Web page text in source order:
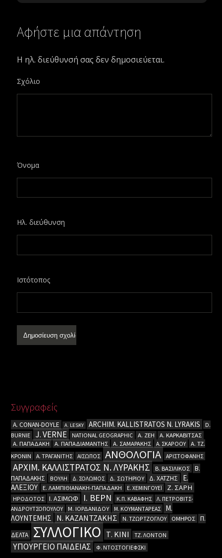
Αφήστε μια απάντηση
Η ηλ. διεύθυνσή σας δεν δημοσιεύεται.
Σχόλιο
Όνομα
Ηλ. διεύθυνση
Ιστότοπος
Συγγραφείς
A. CΟΝΑΝ-DOYLE A. LESKY ARCHIM. KALLISTRATOS N. LYRAKIS
D.
BURNIE
J. VERNE NATIONAL GEOGRAPHIC Α. ΖΕΗ
Α. ΚΑΡΚΑΒΙΤΣΑΣ
Α. ΠΑΠΑΔΑΚΗ
Α. ΠΑΠΑΔΙΑΜΑΝΤΗΣ Α. ΣΑΜΑΡΑΚΗΣ Α. ΣΚΑΡΟΟΥ
Α. ΤΖ.
ΚΡΟΝΙΝ
Α. ΤΡΑΓΑΝΙΤΗΣ ΑΙΣΩΠΟΣ ΑΝΘΟΛΟΓΙΑ ΑΡΙΣΤΟΦΑΝΗΣ
ΑΡΧΙΜ. ΚΑΛΛΙΣΤΡΑΤΟΣ Ν. ΛΥΡΑΚΗΣ Β. ΒΑΣΙΛΙΚΟΣ
Β.
ΠΑΠΑΔΑΚΗΣ
ΒΟΥΛΗ Δ. ΣΟΛΩΜΟΣ Δ. ΣΩΤΗΡΙΟΥ Δ. ΧΑΤΖΗΣ
Ε.
ΑΛΕΞΙΟΥ
Ε. ΛΑΜΠΙΘΙΑΝΑΚΗ-ΠΑΠΑΔΑΚΗ Ε. ΧΕΜΙΝΓΟΥΕΪ Ζ. ΣΑΡΗ
ΗΡΟΔΟΤΟΣ Ι. ΑΣΙΜΩΦ Ι. ΒΕΡΝ Κ.Π. ΚΑΒΑΦΗΣ
Λ. ΠΕΤΡΟΒΙΤΣ-
ΑΝΔΡΟΥΤΣΟΠΟΥΛΟΥ
Μ. ΙΟΡΔΑΝΙΔΟΥ Μ. ΚΟΥΜΑΝΤΑΡΕΑΣ
Μ.
ΛΟΥΝΤΕΜΗΣ
Ν. ΚΑΖΑΝΤΖΑΚΗΣ Ν. ΤΖΩΡΤΖΟΓΛΟΥ ΟΜΗΡΟΣ
Π.
ΔΕΛΤΑ
ΣΥΛΛΟΓΙΚΟ Τ. ΚΙΝΙ ΤΖ. ΛΟΝΤΟΝ
ΥΠΟΥΡΓΕΙΟ ΠΑΙΔΕΙΑΣ Φ. ΝΤΟΣΤΟΓΙΕΦΣΚΙ